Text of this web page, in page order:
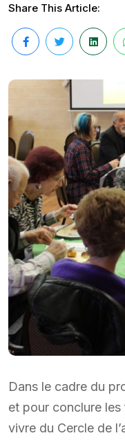
Share This Article:
Dans le cadre du
et pour conclure
vivre du Cercle de